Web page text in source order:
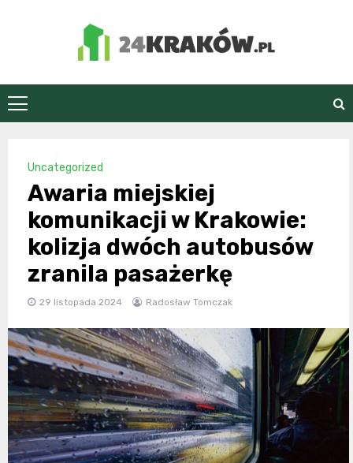
24Kraków.pl
Uncategorized
Awaria miejskiej
komunikacji w Krakowie:
kolizja dwóch autobusów
zranila pasażerkę
29 listopada 2024 Radosław Tomczak